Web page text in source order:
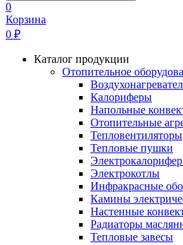
0
Корзина
0 ₽
Каталог продукции
Отопительное
Калориферы
Напольные
Отопительные
Тепловентиляторы
Тепловые пушки
Электрокотлы
Инфракрасные
Камины
Настенные
Радиаторы
Тепловые завесы